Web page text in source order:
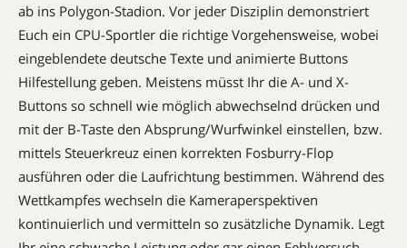
ab ins Polygon-Stadion. Vor jeder Disziplin demonstriert
Euch ein CPU-Sport­ler die richtige Vorgehensweise, wobei
eingeblendete deutsche Texte und animierte Buttons
Hilfestellung geben. Meistens müsst Ihr die A- und X-
Buttons so schnell wie möglich abwechselnd drücken und
mit der B-Taste den Ab­sprung­/Wurfwinkel einstellen, bzw.
mittels Steu­er­kreuz einen korrekten Fos­burry-Flop
ausführen oder die Laufrichtung bestimmen. Während des
Wett­kampfes wechseln die Ka­merapers­pek­tiven
kontinuierlich und vermitteln so zusätzliche Dynamik. Legt